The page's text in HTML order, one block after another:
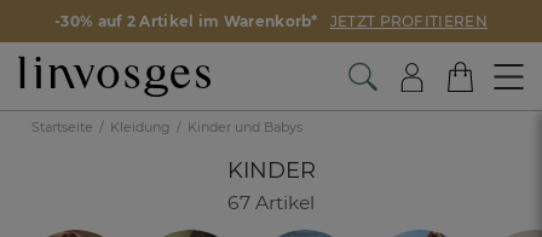
-30% auf 2 Artikel im Warenkorb* JETZT PROFITIEREN
Startseite Kleidung Kinder und Babys
KINDER
67 Artikel